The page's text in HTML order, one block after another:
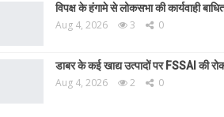
विपक्ष के हंगामे से लोकसभा की कार्यवाही
Aug 4, 2026 3 0
डाबर के कई खाद्य उत्पादों पर FSSAI की
Aug 4, 2026 2 0